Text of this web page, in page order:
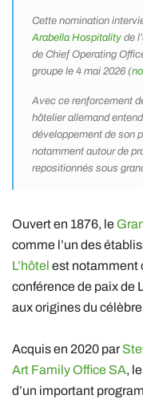
Cette nomination
Arabella Hospitality de
de Chief Operating
groupe le 4 mai 2026 (
Avec ce renforcement
hôtelier allemand
développement de son
notamment autour de
repositionnés sous
Ouvert en 1876, le
comme l’un des
L’hôtel est notamment
conférence de paix de
aux origines du
Acquis en 2020 par
Art Family Office SA,
d’un important